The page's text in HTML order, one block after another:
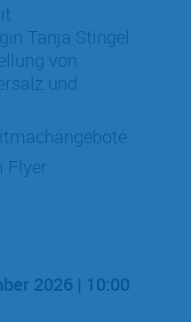
Tanja Stingel
von
und
Flyer
2026 | 10:00